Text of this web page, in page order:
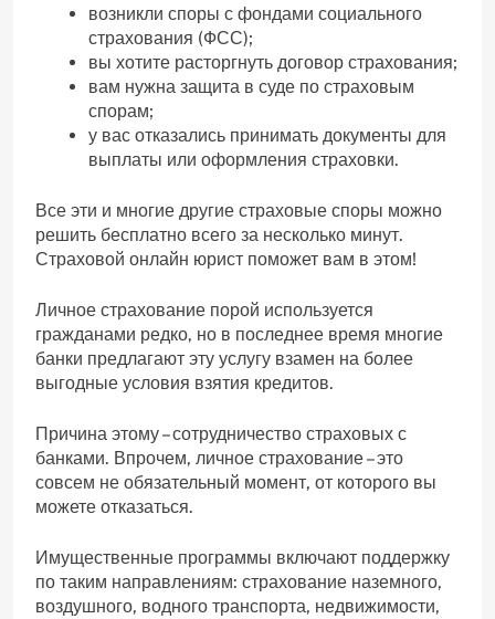
возникли споры с фондами социального
страхования (ФСС);
вы хотите расторгнуть договор страхования;
вам нужна защита в суде по страховым
спорам;
у вас отказались принимать документы для
выплаты или оформления страховки.
Все эти и многие другие страховые споры можно
решить бесплатно всего за несколько минут.
Страховой онлайн юрист поможет вам в этом!
Личное страхование порой используется
гражданами редко, но в последнее время многие
банки предлагают эту услугу взамен на более
выгодные условия взятия кредитов.
Причина этому – сотрудничество страховых с
банками. Впрочем, личное страхование – это
совсем не обязательный момент, от которого вы
можете отказаться.
Имущественные программы включают поддержку
по таким направлениям: страхование наземного,
воздушного, водного транспорта, недвижимости,